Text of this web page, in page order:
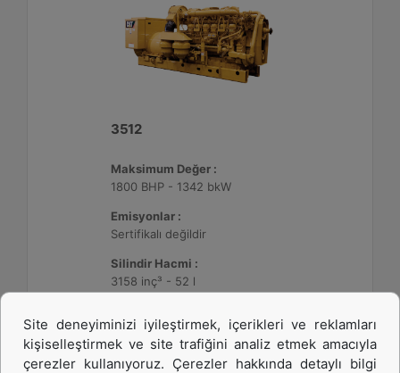
3512
Maksimum Değer :
1800 BHP - 1342 bkW
Emisyonlar :
Sertifikalı değildir
Silindir Hacmi :
3158 inç³ - 52 l
Detay Teklif Al
Site deneyiminizi iyileştirmek, içerikleri ve reklamları
kişiselleştirmek ve site trafiğini analiz etmek amacıyla
çerezler kullanıyoruz. Çerezler hakkında detaylı bilgi